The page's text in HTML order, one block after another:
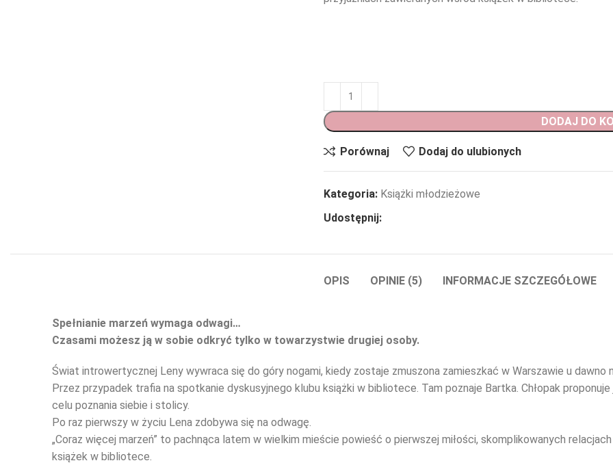
DODAJ DO
Porównaj Dodaj do ulubionych
Kategoria: Książki młodzieżowe
Udostępnij:
OPIS OPINIE (5) INFORMACJE SZCZEGÓŁOWE
Spełnianie marzeń wymaga odwagi…
Czasami możesz ją w sobie odkryć tylko w towarzystwie drugiej osoby.
Świat introwertycznej Leny wywraca się do góry nogami, kiedy zostaje zmuszona zamieszkać w Warszawie u dawno
Przez przypadek trafia na spotkanie dyskusyjnego klubu książki w bibliotece. Tam poznaje Bartka. Chłopak
celu poznania siebie i stolicy.
Po raz pierwszy w życiu Lena zdobywa się na odwagę.
„Coraz więcej marzeń” to pachnąca latem w wielkim mieście powieść o pierwszej miłości, skomplikowanych
książek w bibliotece.